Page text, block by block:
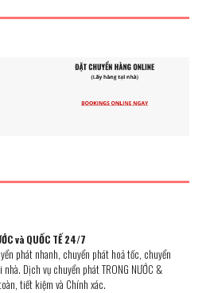
và QUỐC TẾ 24/7
phát nhanh, chuyển phát hoả tốc, chuyển
nhà. Dịch vụ chuyển phátTRONG NƯỚC &
tiết kiệm và Chính xác.